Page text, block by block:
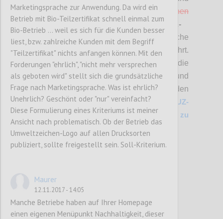
Streichungen sindrotbzw. rot durchgestrichen
zusätzlich hervorgehoben. BeiSOLL-
Kriterien
sind nur neue Kriterien
, wesentliche
Änderungen sowie Streichungen angeführt.
Alle Änderungen in diesem Bereich sowie die
Anforderungen für die Beurteilung und
Prüfung und diedetaillierte Zuordnung zu den
jeweiligen Betriebstypen finden Sie unter
UZ-
200 Kriterienvergleich Vers. 6.1 (2014) zu
Entwurf (2017)
Marketingsprache zur Anwendung. Da wird ein
Betrieb mit Bio-Teilzertifikat schnell einmal zum
Bio-Betrieb ... weil es sich für die Kunden besser
liest, bzw. zahlreiche Kunden mit dem Begriff
"Teilzertifikat" nichts anfangen können. Mit den
Forderungen "ehrlich", "nicht mehr versprechen
als geboten wird" stellt sich die grundsätzliche
Frage nach Marketingsprache. Was ist ehrlich?
Unehrlich? Geschönt oder "nur" vereinfacht?
Diese Formulierung eines Kriteriums ist meiner
Ansicht nach problematisch. Ob der Betrieb das
Umweltzeichen-Logo auf allen Drucksorten
publiziert, sollte freigestellt sein. Soll-Kriterium.
Maurer
12.11.2017 - 14:05
Manche Betriebe haben auf Ihrer Homepage
einen eigenen Menüpunkt Nachhaltigkeit, dieser